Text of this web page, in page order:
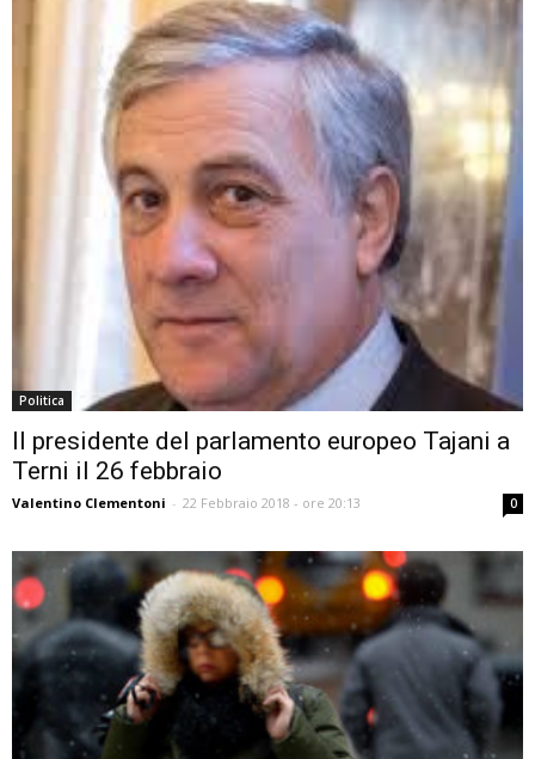
Politica
Il presidente del parlamento europeo Tajani a
Terni il 26 febbraio
Valentino Clementoni - 22 Febbraio 2018 - ore 20:13 0